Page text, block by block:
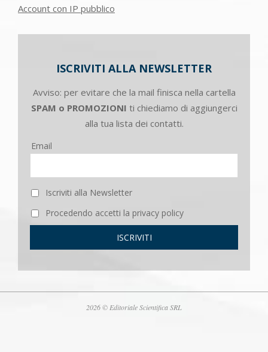
Account con IP pubblico
ISCRIVITI ALLA NEWSLETTER
Avviso: per evitare che la mail finisca nella cartella
SPAM o PROMOZIONI ti chiediamo di aggiungerci
alla tua lista dei contatti.
Email
Iscriviti alla Newsletter
Procedendo accetti la privacy policy
2026 © Editoriale Scientifica SRL